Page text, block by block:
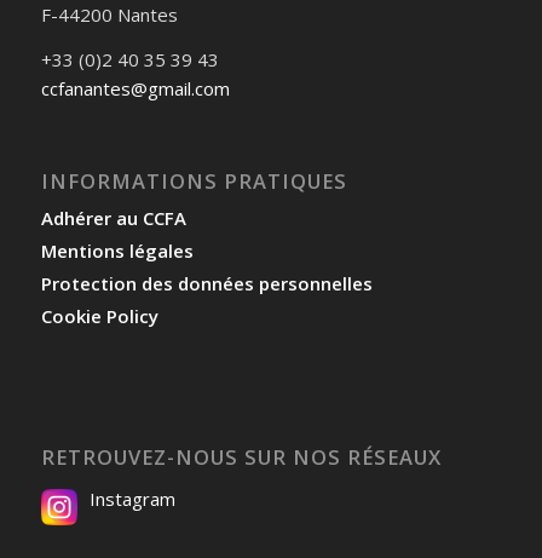
F-44200 Nantes
+33 (0)2 40 35 39 43
ccfanantes@gmail.com
INFORMATIONS PRATIQUES
Adhérer au CCFA
Mentions légales
Protection des données personnelles
Cookie Policy
RETROUVEZ-NOUS SUR NOS RÉSEAUX
Instagram